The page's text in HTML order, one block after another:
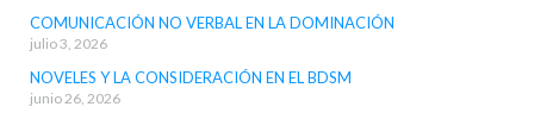
COMUNICACIÓN NO VERBAL EN LA DOMINACIÓN
julio 3, 2026
NOVELES Y LA CONSIDERACIÓN EN EL BDSM
junio 26, 2026